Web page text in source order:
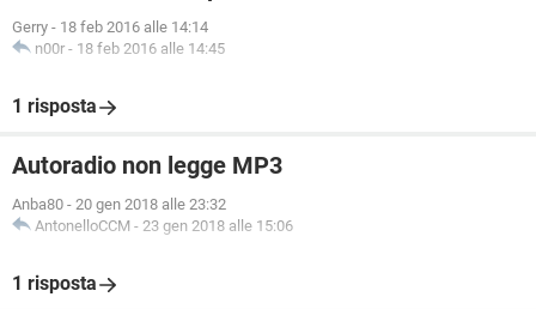
Gerry - 18 feb 2016 alle 14:14
n00r - 18 feb 2016 alle 14:45
1 risposta
Autoradio non legge MP3
Anba80 - 20 gen 2018 alle 23:32
AntonelloCCM - 23 gen 2018 alle 15:06
1 risposta